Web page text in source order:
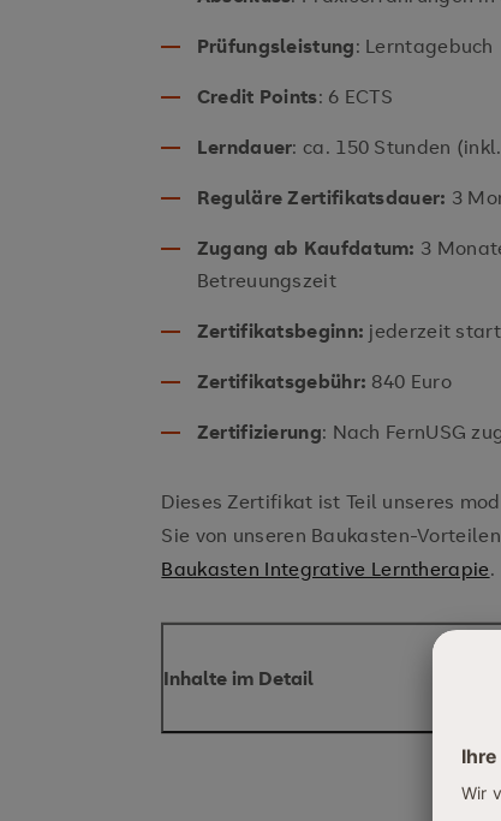
Prüfungsleistung: Lerntagebuch
Credit Points: 6 ECTS
Lerndauer: ca. 150 Stunden
Reguläre Zertifikatsdauer: 3
Zugang ab Kaufdatum: 3
Betreuungszeit
Zertifikatsbeginn: jederzeit
Zertifikatsgebühr: 840 Euro
Zertifizierung: Nach FernUSG
Dieses Zertifikat ist Teil unseres
Sie von unseren Baukasten-
Baukasten Integrative Lerntherapie.
Inhalte im Detail